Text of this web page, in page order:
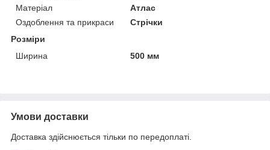
Матеріал
Атлас
Оздоблення та прикраси
Стрічки
Розміри
Ширина
500 мм
Умови доставки
Доставка здійснюється тільки по передоплаті.